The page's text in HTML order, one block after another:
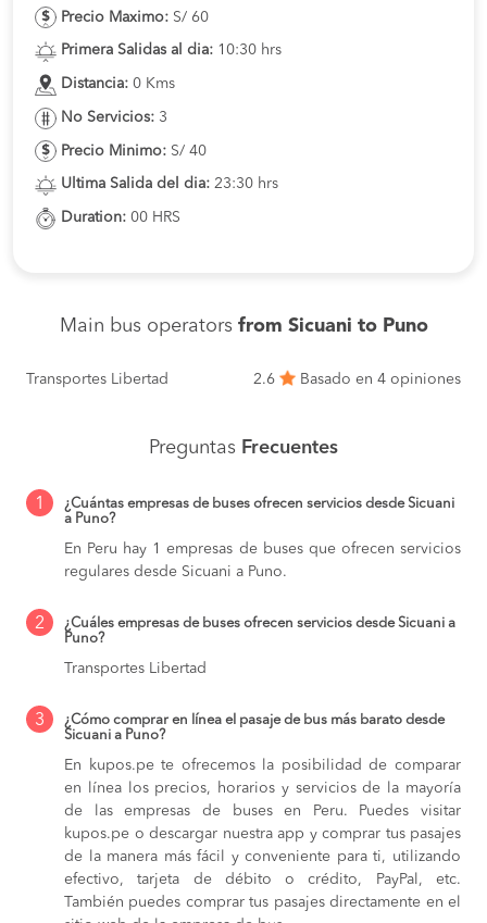
Precio Maximo: S/ 60
Primera Salidas al dia: 10:30 hrs
Distancia: 0 Kms
No Servicios: 3
Precio Minimo: S/ 40
Ultima Salida del dia: 23:30 hrs
Duration: 00 HRS
Main bus operators from Sicuani to Puno
Transportes Libertad 2.6 Basado en 4 opiniones
Preguntas Frecuentes
1
¿Cuántas empresas de buses ofrecen servicios desde Sicuani
a Puno?
En Peru hay 1 empresas de buses que ofrecen servicios
regulares desde Sicuani a Puno.
2
¿Cuáles empresas de buses ofrecen servicios desde Sicuani a
Puno?
Transportes Libertad
3
¿Cómo comprar en línea el pasaje de bus más barato desde
Sicuani a Puno?
En kupos.pe te ofrecemos la posibilidad de comparar
en línea los precios, horarios y servicios de la mayoría
de las empresas de buses en Peru. Puedes visitar
kupos.pe o descargar nuestra app y comprar tus pasajes
de la manera más fácil y conveniente para ti, utilizando
efectivo, tarjeta de débito o crédito, PayPal, etc.
También puedes comprar tus pasajes directamente en el